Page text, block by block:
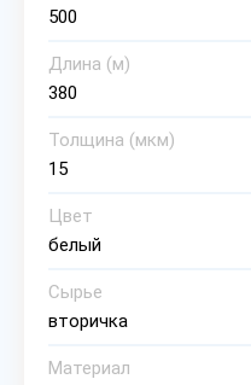
500
Длина (м)
380
Толщина (мкм)
15
Цвет
белый
Сырье
вторичка
Материал